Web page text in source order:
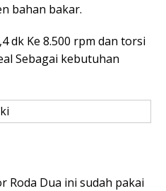
bahan bakar.
dk Ke 8.500 rpm dan torsi
Sebagai kebutuhan
Roda Dua ini sudah pakai